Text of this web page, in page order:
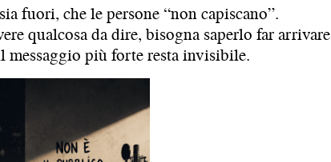
fuori, che le persone “non capiscano”.
qualcosa da dire, bisogna saperlo far arrivare
messaggio più forte resta invisibile.